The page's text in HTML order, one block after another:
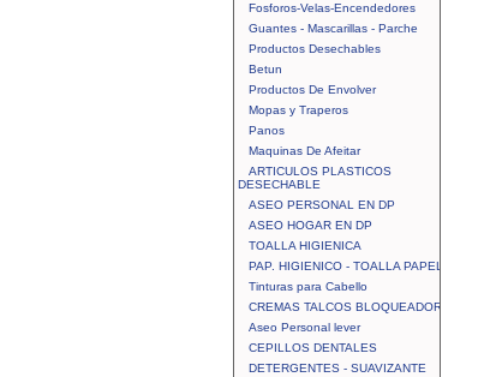
Fosforos-Velas-Encendedores
Guantes - Mascarillas - Parche
Productos Desechables
Betun
Productos De Envolver
Mopas y Traperos
Panos
Maquinas De Afeitar
ARTICULOS PLASTICOS
DESECHABLE
ASEO PERSONAL EN DP
ASEO HOGAR EN DP
TOALLA HIGIENICA
PAP. HIGIENICO - TOALLA PAPEL
Tinturas para Cabello
CREMAS TALCOS BLOQUEADOR
Aseo Personal lever
CEPILLOS DENTALES
DETERGENTES - SUAVIZANTE